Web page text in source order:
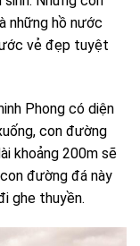
những hồ nước
vẻ đẹp tuyệt
Phong có diện
con đường
khoảng 200m sẽ
đường đá này
ghe thuyền.